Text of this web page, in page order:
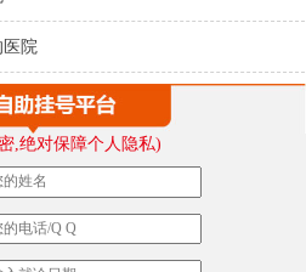
医院
,绝对保障个人隐私)